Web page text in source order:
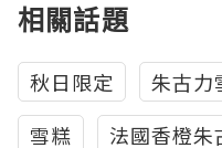
相關話題
秋日限定 朱古力
雪糕
法國香橙朱